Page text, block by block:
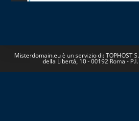
Misterdomain.eu è un servizio di: TOPHOST
della Libertá, 10 - 00192 Roma -